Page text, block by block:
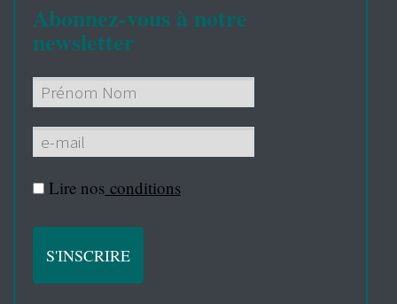
Abonnez-vous à notre
newsletter
Lire nos conditions